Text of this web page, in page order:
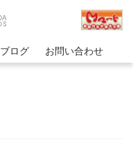
ブログ お問い合わせ